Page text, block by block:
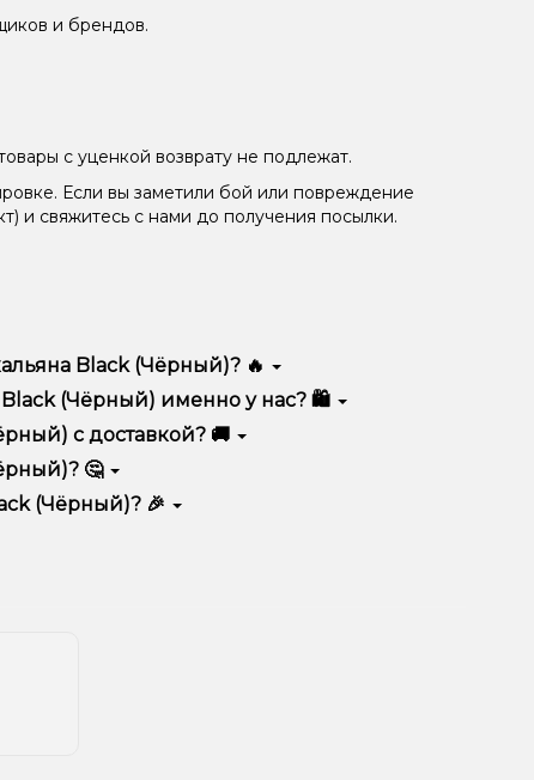
и брендов.
с уценкой возврату не подлежат.
Если вы заметили бой или повреждение
и свяжитесь с нами до получения посылки.
Black (Чёрный)? 🔥
качеством, удобством использования и
Black (Чёрный) именно у нас? 🛍️
выгодные цены и быструю доставку.
с доставкой? 🚚
корзину.
🤔
учитывайте размер, материал и тип чаши, если
вариант.
(Чёрный)? 🎉